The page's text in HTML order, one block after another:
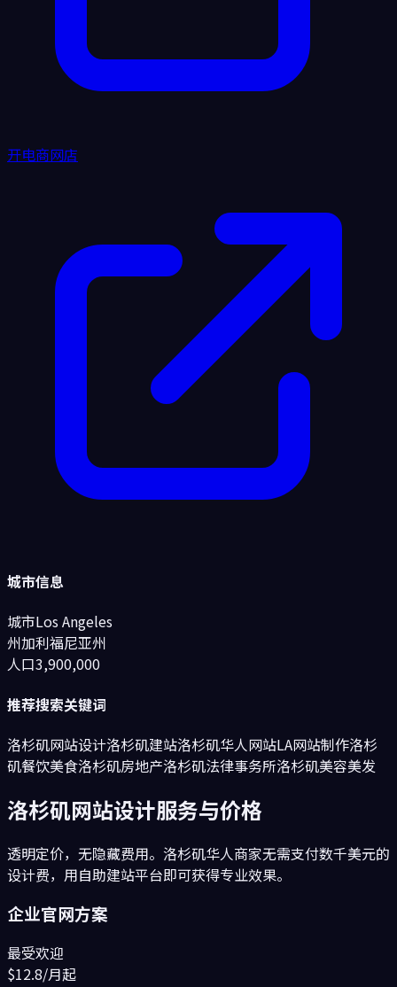
开电商网店
城市信息
城市Los Angeles
州加利福尼亚州
人口3,900,000
推荐搜索关键词
洛杉矶网站设计洛杉矶建站洛杉矶华人网站LA网站制作洛杉
矶餐饮美食洛杉矶房地产洛杉矶法律事务所洛杉矶美容美发
洛杉矶网站设计服务与价格
透明定价，无隐藏费用。 洛杉矶华人商家无需支付数千美元的
设计费，用自助建站平台即可获得专业效果。
企业官网方案
最受欢迎
$12.8/月起